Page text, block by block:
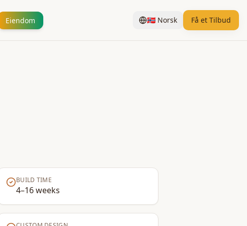
Eiendom 🇳🇴 Norsk Få et Tilbud
BUILD TIME
4–16 weeks